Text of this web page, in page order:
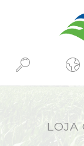
LOJA
O